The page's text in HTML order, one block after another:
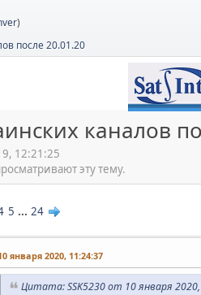
)
после 20.01.20
каналов
12:21:25
эту тему.
5 ... 24
января 2020, 11:24:37
Цитата: SSK5230 от 10 января